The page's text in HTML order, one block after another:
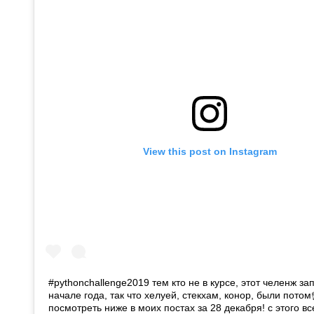
View this post on Instagram
#pythonchallenge2019 тем кто не в курсе, этот челенж
начале года, так что хелуей, стекхам, конор, были
посмотреть ниже в моих постах за 28 декабря! с этого